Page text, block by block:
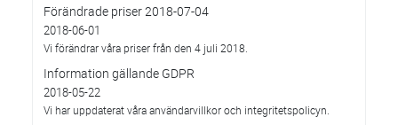
Förändrade priser 2018-07-04
2018-06-01
Vi förändrar våra priser från den 4 juli 2018.
Information gällande GDPR
2018-05-22
Vi har uppdaterat våra användarvillkor och integritetspolicyn.